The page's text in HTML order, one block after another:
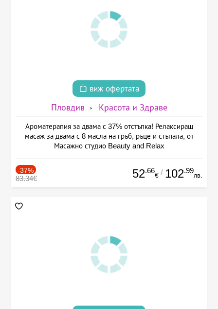
виж офертата
Пловдив Красота и Здраве
Ароматерапия за двама с 37% отстъпка! Релаксиращ
масаж за двама с 8 масла на гръб, ръце и стъпала, от
Масажно студио Beauty and Relax
-37%
83.34€ 52.66
€ / 102.99
лв.